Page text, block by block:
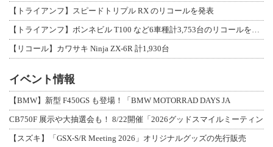
【トライアンフ】スピードトリプル RX のリコールを発表
【トライアンフ】ボンネビル T100 など6車種計3,753台のリコールを発表
【リコール】カワサキ Ninja ZX-6R 計1,930台
イベント情報
【BMW】新型 F450GS も登場！「BMW MOTORRAD DAYS JA
CB750F 展示や大抽選会も！ 8/22開催「2026グッドスマイルミーティン
【スズキ】「GSX-S/R Meeting 2026」オリジナルグッズの先行販売